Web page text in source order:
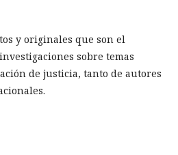
y originales que son el
sobre temas
de justicia, tanto de autores